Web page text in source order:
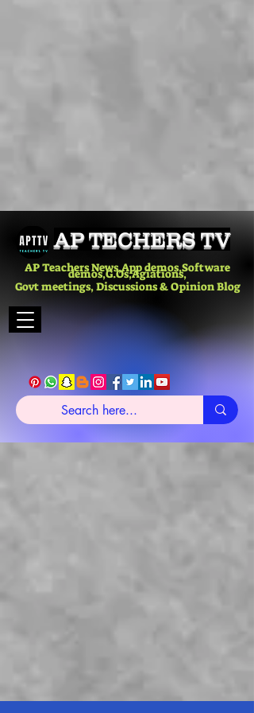
AP TECHERS TV
AP Teachers News,App demos,Software
demos,G.Os,Agiations,
Govt meetings, Discussions & Opinion Blog